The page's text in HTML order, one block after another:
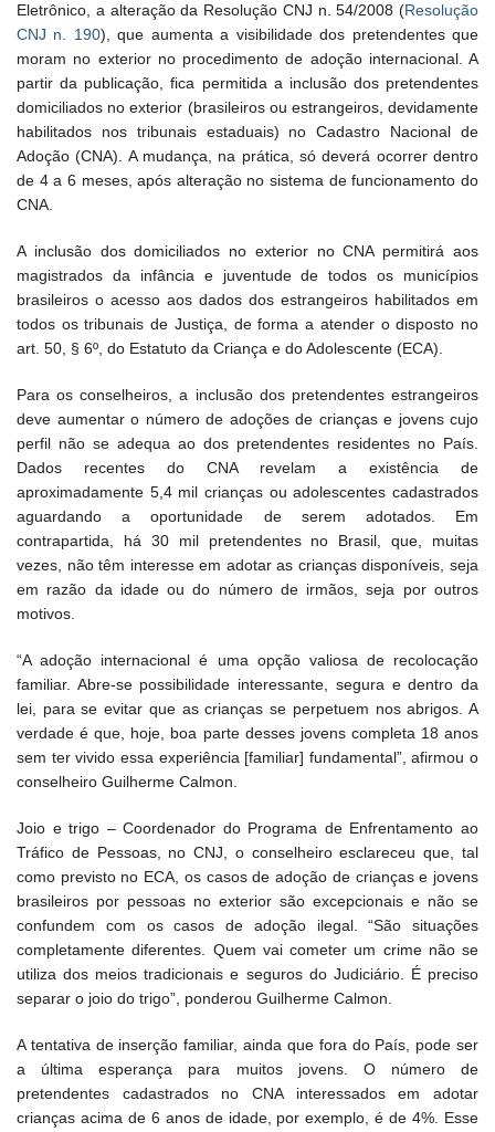
Eletrônico, a alteração da Resolução CNJ n. 54/2008 (Resolução
CNJ n. 190), que aumenta a visibilidade dos pretendentes que
moram no exterior no procedimento de adoção internacional. A
partir da publicação, fica permitida a inclusão dos pretendentes
domiciliados no exterior (brasileiros ou estrangeiros, devidamente
habilitados nos tribunais estaduais) no Cadastro Nacional de
Adoção (CNA). A mudança, na prática, só deverá ocorrer dentro
de 4 a 6 meses, após alteração no sistema de funcionamento do
CNA.
A inclusão dos domiciliados no exterior no CNA permitirá aos
magistrados da infância e juventude de todos os municípios
brasileiros o acesso aos dados dos estrangeiros habilitados em
todos os tribunais de Justiça, de forma a atender o disposto no
art. 50, § 6º, do Estatuto da Criança e do Adolescente (ECA).
Para os conselheiros, a inclusão dos pretendentes estrangeiros
deve aumentar o número de adoções de crianças e jovens cujo
perfil não se adequa ao dos pretendentes residentes no País.
Dados recentes do CNA revelam a existência de
aproximadamente 5,4 mil crianças ou adolescentes cadastrados
aguardando a oportunidade de serem adotados. Em
contrapartida, há 30 mil pretendentes no Brasil, que, muitas
vezes, não têm interesse em adotar as crianças disponíveis, seja
em razão da idade ou do número de irmãos, seja por outros
motivos.
“A adoção internacional é uma opção valiosa de recolocação
familiar. Abre-se possibilidade interessante, segura e dentro da
lei, para se evitar que as crianças se perpetuem nos abrigos. A
verdade é que, hoje, boa parte desses jovens completa 18 anos
sem ter vivido essa experiência [familiar] fundamental”, afirmou o
conselheiro Guilherme Calmon.
Joio e trigo – Coordenador do Programa de Enfrentamento ao
Tráfico de Pessoas, no CNJ, o conselheiro esclareceu que, tal
como previsto no ECA, os casos de adoção de crianças e jovens
brasileiros por pessoas no exterior são excepcionais e não se
confundem com os casos de adoção ilegal. “São situações
completamente diferentes. Quem vai cometer um crime não se
utiliza dos meios tradicionais e seguros do Judiciário. É preciso
separar o joio do trigo”, ponderou Guilherme Calmon.
A tentativa de inserção familiar, ainda que fora do País, pode ser
a última esperança para muitos jovens. O número de
pretendentes cadastrados no CNA interessados em adotar
crianças acima de 6 anos de idade, por exemplo, é de 4%. Esse